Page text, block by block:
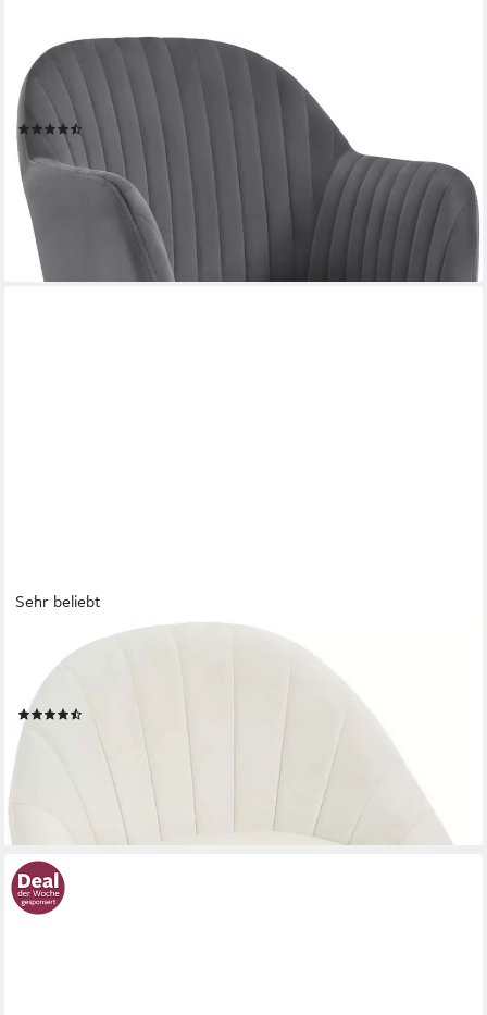
WOLTU
Schreibtischstuhl, Homeoffice Stuhl mit Rollen, Schminkstuhl
höhenverstellbar
(18)
76,49 € UVP 149,99 €
nur bis Dienstag
-49%
lieferbar - in 3-4 Werktagen bei dir
Sehr beliebt
Bürostuhl (1 St), ergonomisch, Schminkstuhl, Schreibtischstuhl
150 kg belastbar
54,14 €
lieferbar - in 3-4 Werktagen bei dir